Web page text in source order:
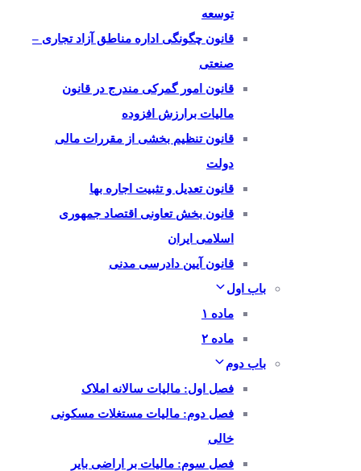
توسعه
قانون چگونگی اداره مناطق آزاد تجاری –
صنعتی
قانون امور گمرکی مندرج در قانون
مالیات برارزش افزوده
قانون تنظیم بخشی از مقررات مالی
دولت
قانون تعدیل و تثبیت اجاره بها
قانون بخش تعاونی اقتصاد جمهوری
اسلامی ایران
قانون آیین دادرسی مدنی
باب اول
ماده ۱
ماده ۲
باب دوم
فصل اول: مالیات سالانه املاک
فصل دوم: مالیات مستغلات مسکونی
خالی
فصل سوم: مالیات بر اراضی بایر